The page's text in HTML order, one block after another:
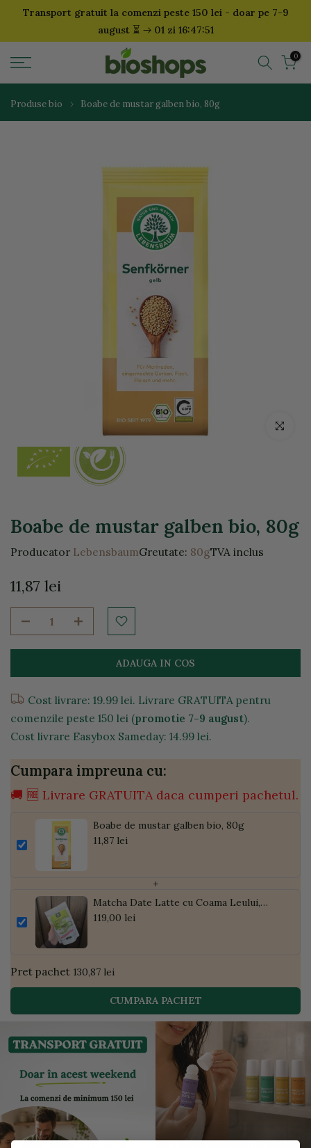
SariTransport gratuit la comenzi peste 150 lei - doar pe 7-9
august ⏳ 01 zi 16:47:51
0
Produse bio Boabe de mustar galben bio, 80g
Click
Boabe de mustar galben bio, 80g
Producator LebensbaumGreutate: 80gTVA inclus
11,87 lei
ADAUGA IN COS
Cost livrare: 19.99 lei. Livrare GRATUITA pentru
comenzile peste 150 lei (promotie 7-9 august).
Cost livrare Easybox Sameday: 14.99 lei.
Cumpara impreuna cu:
🚚 🆓 Livrare GRATUITA daca cumperi pachetul.
Boabe de mustar galben bio, 80g
11,87 lei
+
Matcha Date Latte cu Coama Leului,
Pudră de Curmale și Ghimbir, ECO, 300g
119,00 lei
Pret pachet 130,87 lei
CUMPARA PACHET